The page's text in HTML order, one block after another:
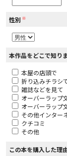
性別 ※
本作品をどこで知り
本屋の店頭で
折り込みチラシ
雑誌などを見て
オーバーラップ
オーバーラップ
その他インター
クチコミ
その他
この本を購入した理